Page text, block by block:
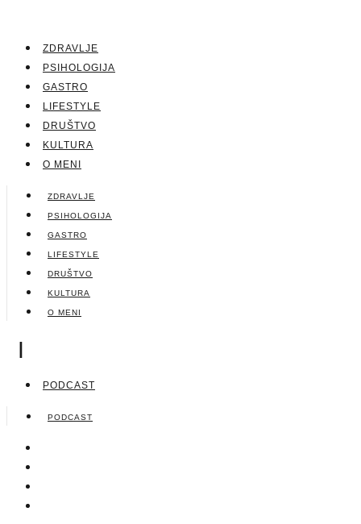
ZDRAVLJE
PSIHOLOGIJA
GASTRO
LIFESTYLE
DRUŠTVO
KULTURA
O MENI
ZDRAVLJE
PSIHOLOGIJA
GASTRO
LIFESTYLE
DRUŠTVO
KULTURA
O MENI
|
PODCAST
PODCAST